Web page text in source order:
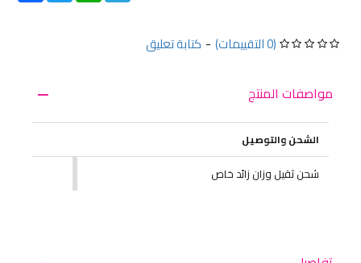
(0 التقييمات) - كتابة تعليق
مواصفات المنتج
الشحن والتوصيل
شحن ثقيل وزان زائد خاص